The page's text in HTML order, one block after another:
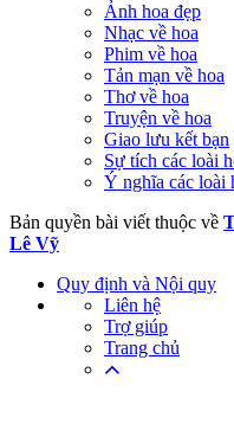
Ảnh hoa đẹp
Nhạc về hoa
Phim về hoa
Tản mạn về hoa
Thơ về hoa
Truyện về hoa
Giao lưu kết bạn
Sự tích các loài
Ý nghĩa các loài
Bản quyền bài viết thuộc về
Lê Vỹ
Quy định và Nội quy
Liên hệ
Trợ giúp
Trang chủ